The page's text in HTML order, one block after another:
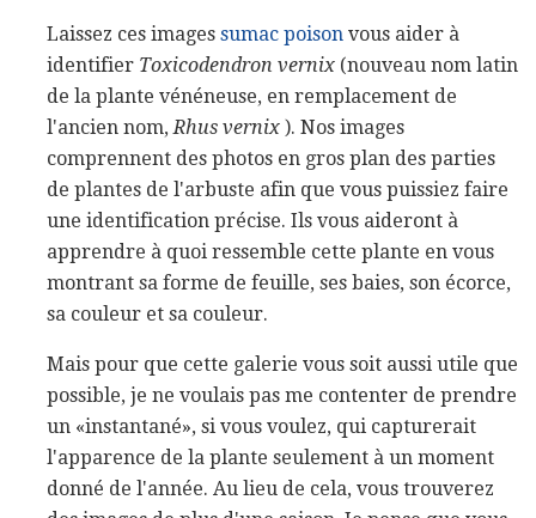
Laissez ces images sumac poison vous aider à
identifier Toxicodendron vernix (nouveau nom latin
de la plante vénéneuse, en remplacement de
l'ancien nom,Rhus vernix ). Nos images
comprennent des photos en gros plan des parties
de plantes de l'arbuste afin que vous puissiez faire
une identification précise. Ils vous aideront à
apprendre à quoi ressemble cette plante en vous
montrant sa forme de feuille, ses baies, son écorce,
sa couleur et sa couleur.
Mais pour que cette galerie vous soit aussi utile que
possible, je ne voulais pas me contenter de prendre
un «instantané», si vous voulez, qui capturerait
l'apparence de la plante seulement à un moment
donné de l'année. Au lieu de cela, vous trouverez